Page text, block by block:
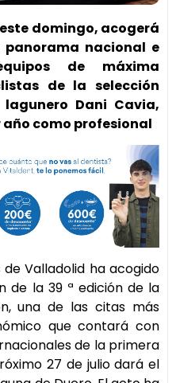
domingo, acogerá
nacional e
de máxima
de la selección
Dani Cavia,
como profesional
de Valladolid ha acogido
de la 39 ª edición de la
una de las citas más
que contará con
de la primera
27 de julio dará el